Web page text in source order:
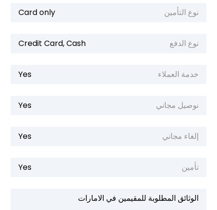
نوع التأمين Card only
نوع الدفع Credit Card, Cash
خدمة العملاء Yes
نوصيل مجاني Yes
إلغاء مجاني Yes
تأمين Yes
الوثائق المطلوبة للمقيمين في الامارات